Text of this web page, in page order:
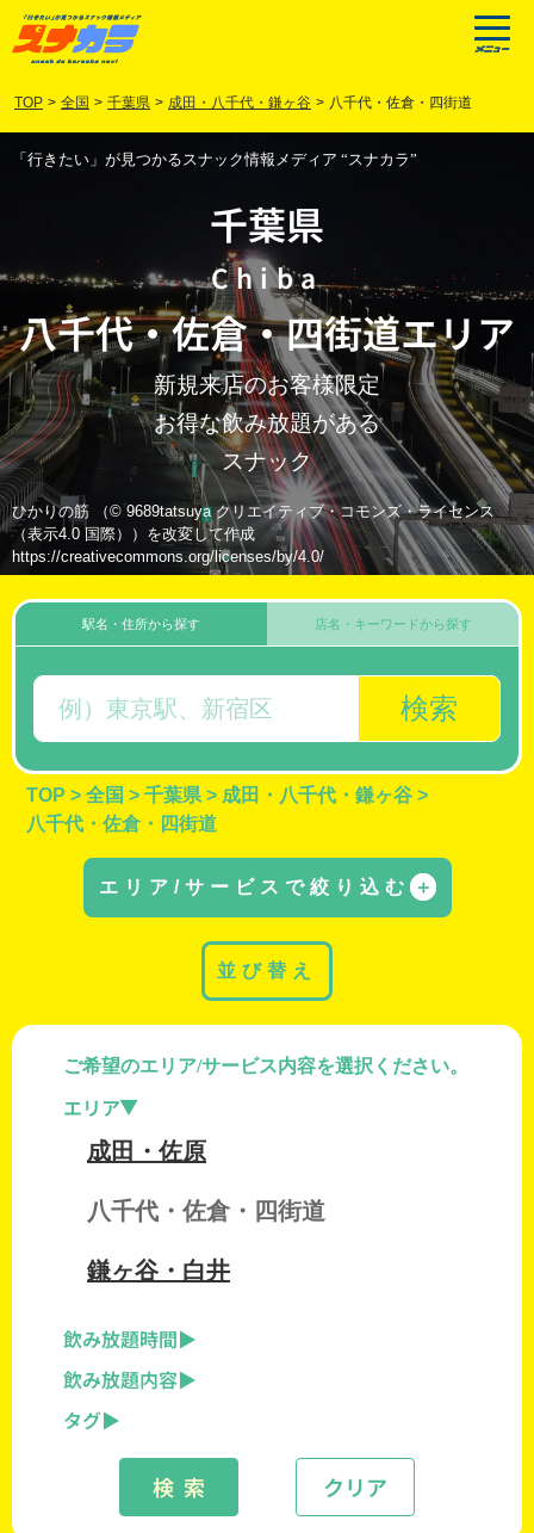
TOP > 全国 > 千葉県 > 成田・八千代・鎌ヶ谷 > 八千代・佐倉・四街道
「行きたい」が見つかるスナック情報メディア “スナカラ”
千葉県
Chiba
八千代・佐倉・四街道エリア
新規来店のお客様限定
お得な飲み放題がある
スナック
ひかりの筋 （© 9689tatsuya クリエイティブ・コモンズ・ライセンス
（表示4.0 国際））を改変して作成
https://creativecommons.org/licenses/by/4.0/
駅名・住所から探す
検索
店名・キーワードから探す
TOP > 全国 > 千葉県 > 成田・八千代・鎌ヶ谷 >
八千代・佐倉・四街道
エリア/サービスで絞り込む ＋
ご希望のエリア/サービス内容を選択ください。
エリア
成田・佐原
八千代・佐倉・四街道
鎌ヶ谷・白井
飲み放題時間
飲み放題内容
タグ
クリア
検 索
並び替え